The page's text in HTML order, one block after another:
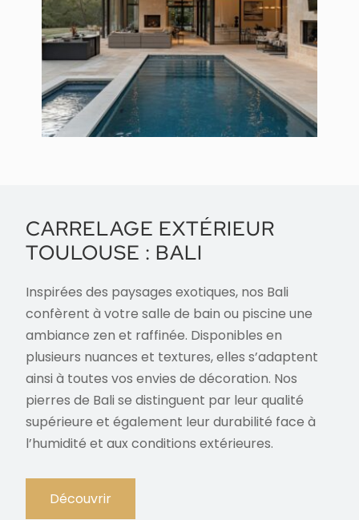
CARRELAGE EXTÉRIEUR
TOULOUSE : BALI
Inspirées des paysages exotiques, nos Bali
confèrent à votre salle de bain ou piscine une
ambiance zen et raffinée. Disponibles en
plusieurs nuances et textures, elles s’adaptent
ainsi à toutes vos envies de décoration. Nos
pierres de Bali se distinguent par leur qualité
supérieure et également leur durabilité face à
l’humidité et aux conditions extérieures.
Découvrir